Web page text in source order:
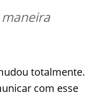
totalmente.
com esse